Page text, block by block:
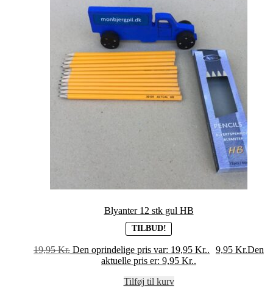
Blyanter 12 stk gul HB
TILBUD!
19,95Kr. Den oprindelige pris var: 19,95 Kr.. 9,95 Kr.Den
aktuelle pris er: 9,95 Kr..
Tilføj til kurv